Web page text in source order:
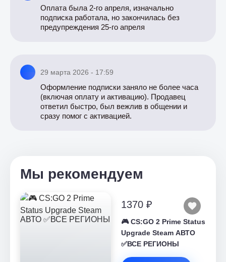
Оплата была 2-го апреля, изначально
подписка работала, но закончилась без
предупреждения 25-го апреля
29 марта 2026 - 17:59
Оформление подписки заняло не более часа
(включая оплату и активацию). Продавец
ответил быстро, был вежлив в общении и
сразу помог с активацией.
Мы рекомендуем
1370 ₽
🎮 CS:GO 2 Prime Status
Upgrade Steam АВТО
✅ВСЕ РЕГИОНЫ